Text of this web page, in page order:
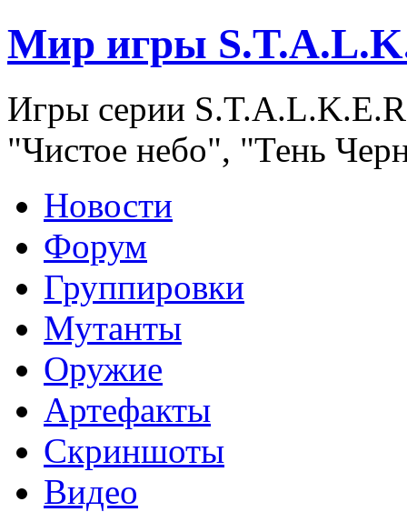
Мир игры
Игры серии
"Чистое небо", "Тень
Новости
Форум
Группировки
Мутанты
Оружие
Артефакты
Скриншоты
Видео